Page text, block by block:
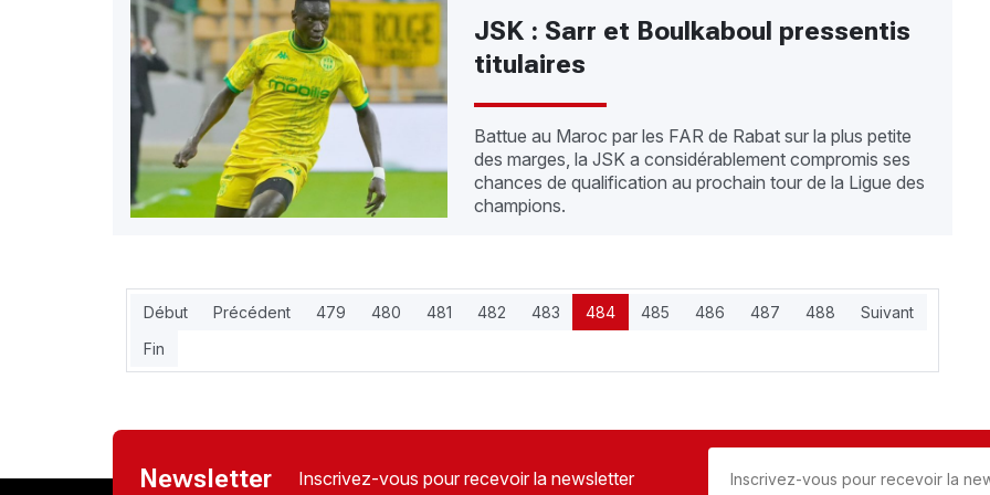
JSK : Sarr et Boulkaboul pressentis
titulaires
Battue au Maroc par les FAR de Rabat sur la plus petite
des marges, la JSK a considérablement compromis ses
chances de qualification au prochain tour de la Ligue des
champions.
Début Précédent 479 480 481 482 483 484 485 486 487 488
Suivant
Fin
Newsletter Inscrivez-vous pour recevoir la newsletter